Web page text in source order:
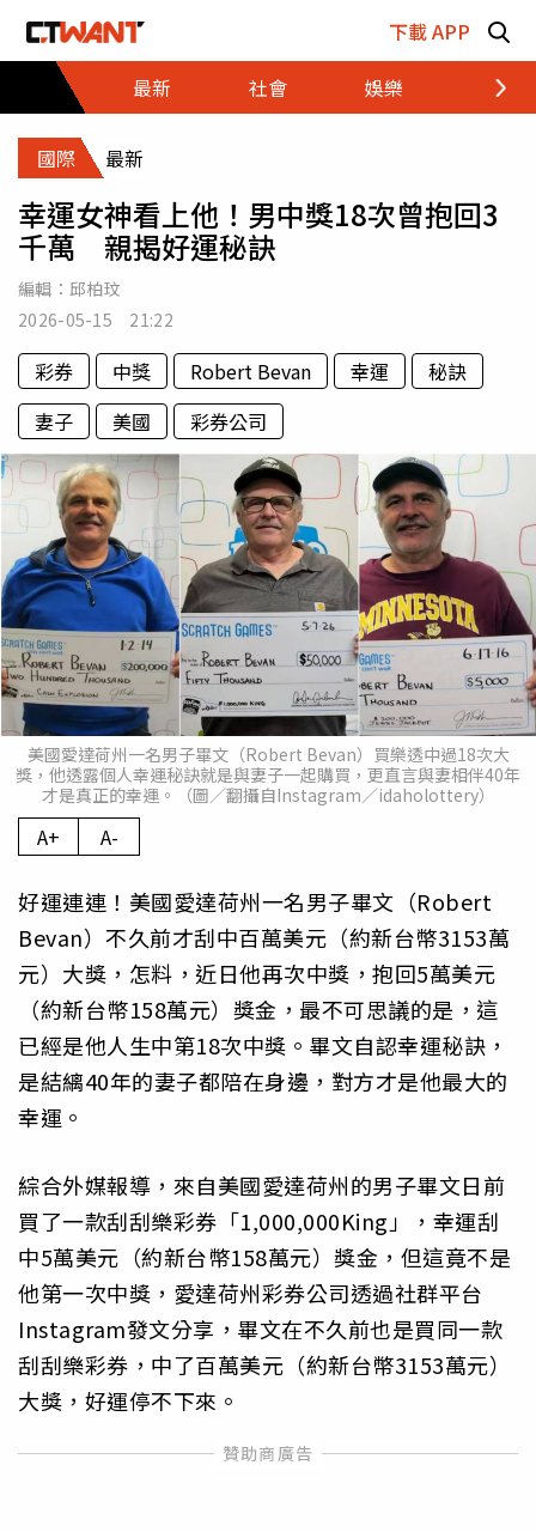
下載 APP
最新
社會 娛樂 財經
國際 最新
幸運女神看上他！男中獎18次曾抱回3
千萬 親揭好運秘訣
編輯： 邱柏玟
2026-05-15 21:22
彩券 中獎 Robert Bevan 幸運
秘訣
妻子
美國 彩券公司
美國愛達荷州一名男子畢文（Robert Bevan）買樂透中過18次大
獎，他透露個人幸運秘訣就是與妻子一起購買，更直言與妻相伴40年
才是真正的幸運。（圖／翻攝自Instagram／idaholottery）
A+ A-
好運連連！美國愛達荷州一名男子畢文（Robert
Bevan）不久前才刮中百萬美元（約新台幣3153萬
元）大獎，怎料，近日他再次中獎，抱回5萬美元
（約新台幣158萬元）獎金，最不可思議的是，這
已經是他人生中第18次中獎。畢文自認幸運秘訣，
是結縭40年的妻子都陪在身邊，對方才是他最大的
幸運。
綜合外媒報導，來自美國愛達荷州的男子畢文日前
買了一款刮刮樂彩券「1,000,000King」，幸運刮
中5萬美元（約新台幣158萬元）獎金，但這竟不是
他第一次中獎，愛達荷州彩券公司透過社群平台
Instagram發文分享，畢文在不久前也是買同一款
刮刮樂彩券，中了百萬美元（約新台幣3153萬元）
大獎，好運停不下來。